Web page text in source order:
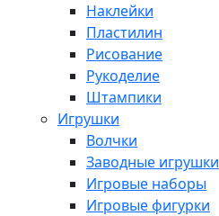
Наклейки
Пластилин
Рисование
Рукоделие
Штампики
Игрушки
Волчки
Заводные игрушки
Игровые наборы
Игровые фигурки